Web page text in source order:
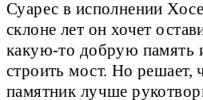
Суарес в исполнении
склоне лет он хочет
какую-то добрую память
строить мост. Но решает,
памятник лучше